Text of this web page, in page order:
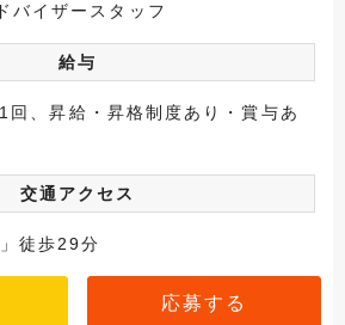
バイザースタッフ
給与
、昇給・昇格制度あり・賞与あ
交通アクセス
徒歩29分
応募する